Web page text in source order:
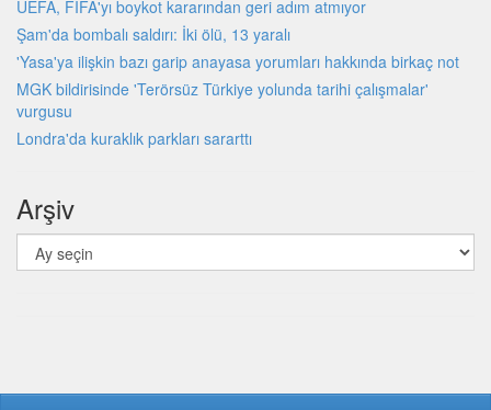
UEFA, FIFA'yı boykot kararından geri adım atmıyor
Şam'da bombalı saldırı: İki ölü, 13 yaralı
'Yasa'ya ilişkin bazı garip anayasa yorumları hakkında birkaç not
MGK bildirisinde 'Terörsüz Türkiye yolunda tarihi çalışmalar'
vurgusu
Londra'da kuraklık parkları sararttı
Arşiv
Arşiv